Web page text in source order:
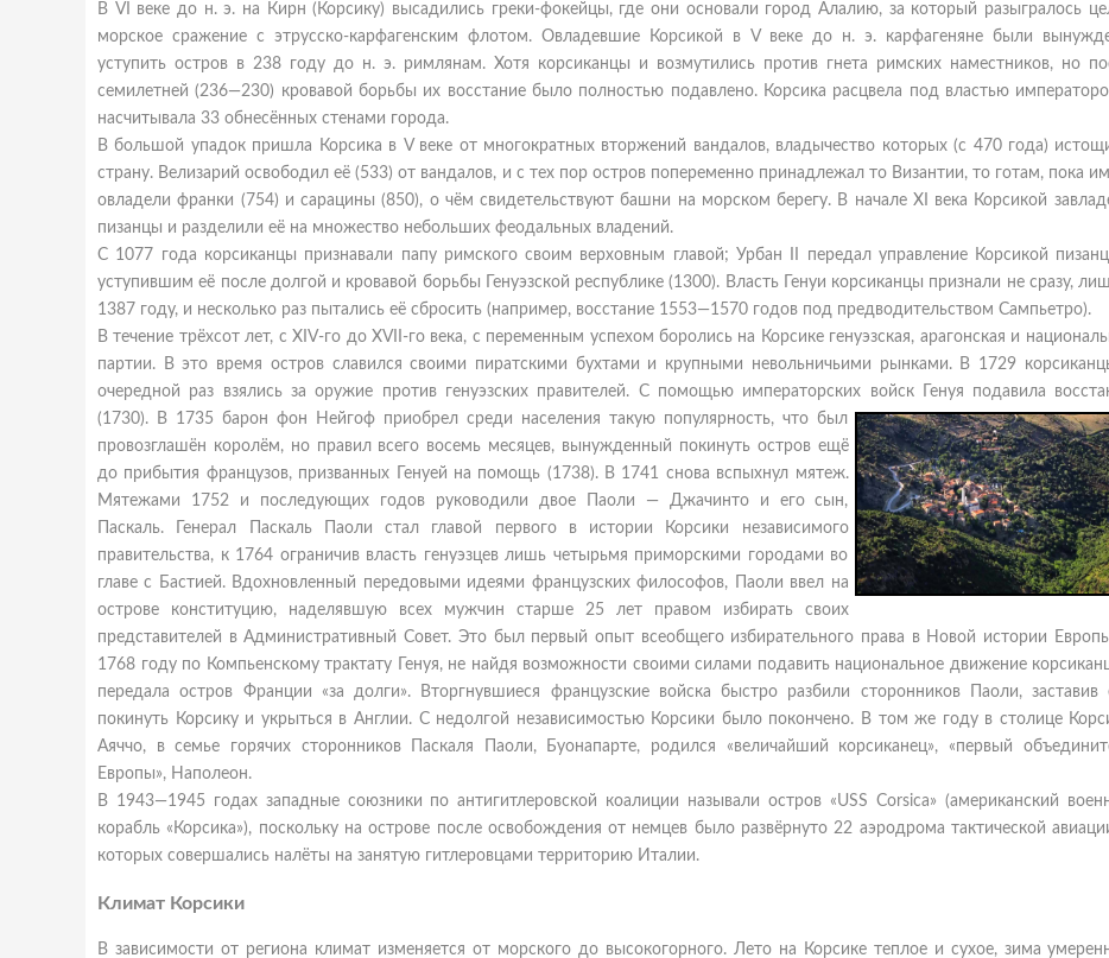
В VI веке до н. э. на Кирн (Корсику) высадились греки-фокейцы, где они основали город Алалию, за который разыгралось
морское сражение с этрусско-карфагенским флотом. Овладевшие Корсикой в V веке до н. э. карфагеняне были
уступить остров в 238 году до н. э. римлянам. Хотя корсиканцы и возмутились против гнета римских наместников, но
семилетней (236—230) кровавой борьбы их восстание было полностью подавлено. Корсика расцвела под властью
насчитывала 33 обнесённых стенами города.
В большой упадок пришла Корсика в V веке от многократных вторжений вандалов, владычество которых (с 470 года)
страну. Велизарий освободил её (533) от вандалов, и с тех пор остров попеременно принадлежал то Византии, то готам, пока
овладели франки (754) и сарацины (850), о чём свидетельствуют башни на морском берегу. В начале XI века Корсикой
пизанцы и разделили её на множество небольших феодальных владений.
С 1077 года корсиканцы признавали папу римского своим верховным главой; Урбан II передал управление Корсикой
уступившим её после долгой и кровавой борьбы Генуэзской республике (1300). Власть Генуи корсиканцы признали не сразу,
1387 году, и несколько раз пытались её сбросить (например, восстание 1553—1570 годов под предводительством Сампьетро).
В течение трёхсот лет, с XIV-го до XVII-го века, с переменным успехом боролись на Корсике генуэзская, арагонская и
партии. В это время остров славился своими пиратскими бухтами и крупными невольничьими рынками. В 1729
очередной раз взялись за оружие против генуэзских правителей. С помощью императорских войск Генуя подавила
(1730). В 1735 барон фон Нейгоф приобрел среди населения такую популярность, что был
провозглашён королём, но правил всего восемь месяцев, вынужденный покинуть остров ещё
до прибытия французов, призванных Генуей на помощь (1738). В 1741 снова вспыхнул мятеж.
Мятежами 1752 и последующих годов руководили двое Паоли — Джачинто и его сын,
Паскаль. Генерал Паскаль Паоли стал главой первого в истории Корсики независимого
правительства, к 1764 ограничив власть генуэзцев лишь четырьмя приморскими городами во
главе с Бастией. Вдохновленный передовыми идеями французских философов, Паоли ввел на
острове конституцию, наделявшую всех мужчин старше 25 лет правом избирать своих
представителей в Административный Совет. Это был первый опыт всеобщего избирательного права в Новой истории
1768 году по Компьенскому трактату Генуя, не найдя возможности своими силами подавить национальное движение
передала остров Франции «за долги». Вторгнувшиеся французские войска быстро разбили сторонников Паоли, заставив
покинуть Корсику и укрыться в Англии. С недолгой независимостью Корсики было покончено. В том же году в столице
Аяччо, в семье горячих сторонников Паскаля Паоли, Буонапарте, родился «величайший корсиканец», «первый
Европы», Наполеон.
В 1943—1945 годах западные союзники по антигитлеровской коалиции называли остров «USS Corsica» (американский
корабль «Корсика»), поскольку на острове после освобождения от немцев было развёрнуто 22 аэродрома тактической
которых совершались налёты на занятую гитлеровцами территорию Италии.
Климат Корсики
В зависимости от региона климат изменяется от морского до высокогорного. Лето на Корсике теплое и сухое, зима